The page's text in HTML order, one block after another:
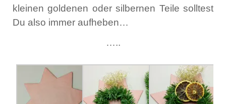
kleinen goldenen oder silbernen Teile solltest
Du also immer aufheben…
…..